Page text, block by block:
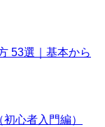
53選｜基本から
心者入門編）